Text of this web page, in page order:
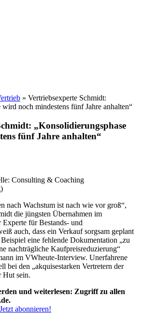
» Vertriebsexperte Schmidt:
noch mindestens fünf Jahre anhalten“
„Konsolidierungsphase
fünf Jahre anhalten“
Consulting & Coaching
nach Wachstum ist nach wie vor groß“,
die jüngsten Übernahmen im
für Bestands- und
auch, dass ein Verkauf sorgsam geplant
eine fehlende Dokumentation „zu
nachträgliche Kaufpreisreduzierung“
im VWheute-Interview. Unerfahrene
bei den „akquisestarken Vertretern der
Hut sein.
und weiterlesen: Zugriff zu allen
Jetzt abonnieren!